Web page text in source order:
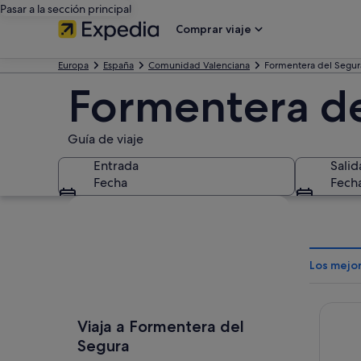
Pasar a la sección principal
Comprar viaje
Europa España Comunidad Valenciana Formentera del
Formentera
Guía de viaje
Entrada
Fecha
Viaja a Formentera del
Segura
Los